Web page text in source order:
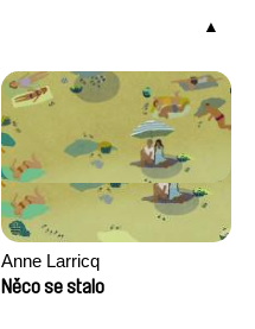
Anne Larricq
Něco se stalo